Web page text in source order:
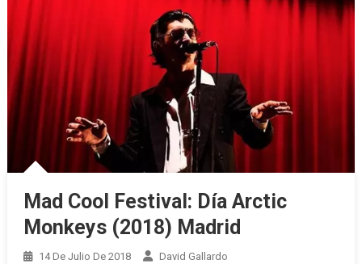
Mad Cool Festival: Día Arctic
Monkeys (2018) Madrid
14 De Julio De 2018 David Gallardo